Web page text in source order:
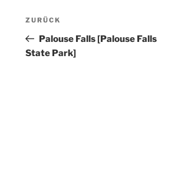
Beitragsnavigation
Vorheriger
Beitrag
ZURÜCK
Palouse Falls [Palouse Falls
State Park]